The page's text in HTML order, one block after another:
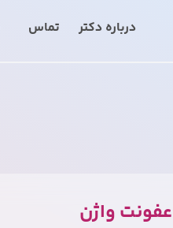
درباره‌ دکتر تماس
عفونت واژن